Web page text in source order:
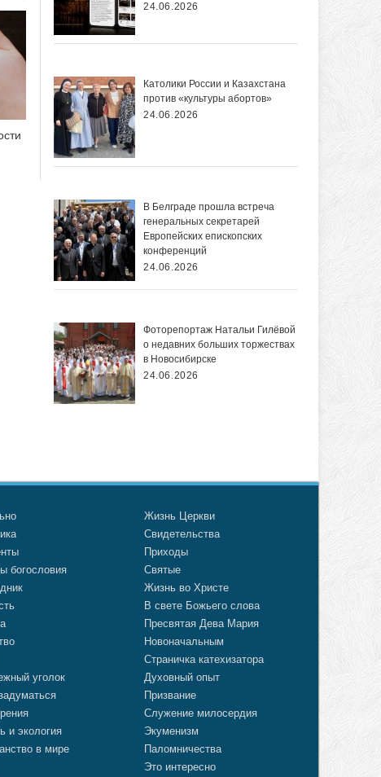
24.06.2026
Католики России и Казахстана
против «культуры абортов»
24.06.2026
В Белграде прошла встреча
генеральных секретарей
Европейских епископских
конференций
24.06.2026
Фоторепортаж Натальи Гилёвой
о недавних больших торжествах
в Новосибирске
24.06.2026
богословия
уголок
и экология
в мире
Жизнь Церкви
Свидетельства
Приходы
Святые
Жизнь во Христе
В свете Божьего слова
Пресвятая Дева Мария
Новоначальным
Страничка катехизатора
Духовный опыт
Призвание
Служение милосердия
Экуменизм
Паломничества
Это интересно